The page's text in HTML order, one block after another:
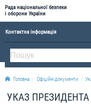
Рада національної безпеки
і оборони України
Контактна інформація
ПРО РНБОУ
Склад Ради національної безпеки і
Апарат Ради національної безпеки і
Правова основа діяльності Ради
Головна Офіційні документи
УКАЗ ПРЕЗИДЕНТА